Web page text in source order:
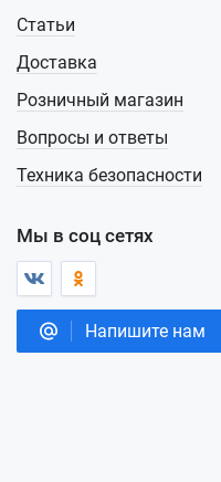
Статьи
Доставка
Розничный магазин
Вопросы и ответы
Техника безопасности
Мы в соц сетях
Напишите нам